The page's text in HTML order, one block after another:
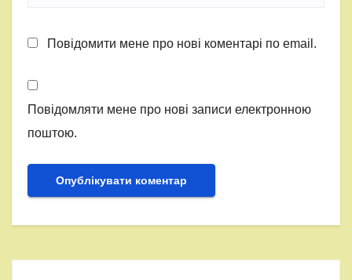
Повідомити мене про нові коментарі по email.
Повідомляти мене про нові записи електронною
поштою.